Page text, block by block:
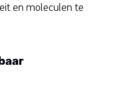
en moleculen te